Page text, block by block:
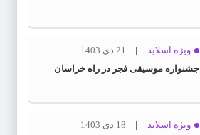
ویژه اسلاید
21 دی 1403
جشنواره موسیقی فجر در راه خراسان
ویژه اسلاید
18 دی 1403